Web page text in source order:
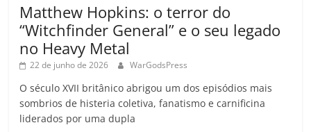
Matthew Hopkins: o terror do
“Witchfinder General” e o seu legado
no Heavy Metal
22 de junho de 2026 WarGodsPress
O século XVII britânico abrigou um dos episódios mais
sombrios de histeria coletiva, fanatismo e carnificina
liderados por uma dupla